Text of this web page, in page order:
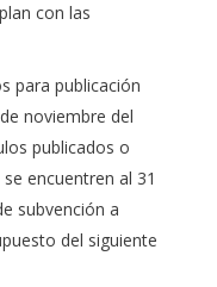
con las
para publicación
noviembre del
publicados o
encuentren al 31
subvención a
del siguiente